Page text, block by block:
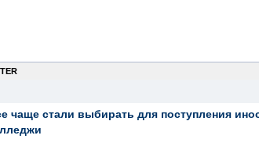
чаще стали выбирать для поступления